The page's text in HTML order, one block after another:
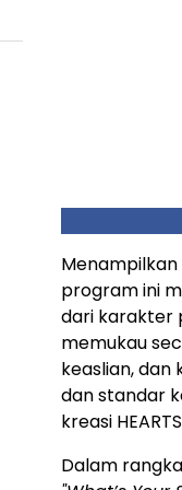
Menampilkan
program ini
dari karakter
memukau
keaslian, dan
dan standar
kreasi
Dalam